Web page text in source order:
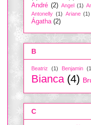
André (2) Angel (1)
Antonelly (1) Ariane (1)
Ágatha (2)
B
Beatriz (1) Benjamin
Bianca (4)
C